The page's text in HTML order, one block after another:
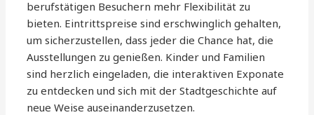
berufstätigen Besuchern mehr Flexibilität zu
bieten. Eintrittspreise sind erschwinglich gehalten,
um sicherzustellen, dass jeder die Chance hat, die
Ausstellungen zu genießen. Kinder und Familien
sind herzlich eingeladen, die interaktiven Exponate
zu entdecken und sich mit der Stadtgeschichte auf
neue Weise auseinanderzusetzen.